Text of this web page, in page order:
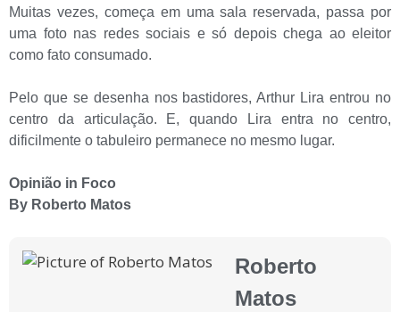
Muitas vezes, começa em uma sala reservada, passa por
uma foto nas redes sociais e só depois chega ao eleitor
como fato consumado.
Pelo que se desenha nos bastidores, Arthur Lira entrou no
centro da articulação. E, quando Lira entra no centro,
dificilmente o tabuleiro permanece no mesmo lugar.
Opinião in Foco
By Roberto Matos
Roberto
Matos